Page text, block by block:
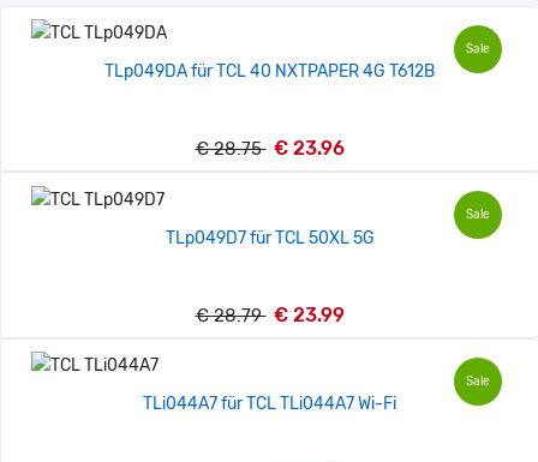
Sale
TLp049DA für TCL 40 NXTPAPER 4G T612B
€ 28.75 € 23.96
Sale
TLp049D7 für TCL 50XL 5G
€ 28.79 € 23.99
Sale
TLi044A7 für TCL TLi044A7 Wi-Fi